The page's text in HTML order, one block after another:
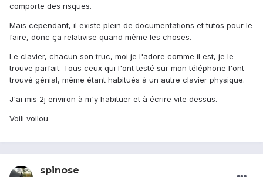
comporte des risques.
Mais cependant, il existe plein de documentations et tutos pour le
faire, donc ça relativise quand même les choses.
Le clavier, chacun son truc, moi je l'adore comme il est, je le
trouve parfait. Tous ceux qui l'ont testé sur mon téléphone l'ont
trouvé génial, même étant habitués à un autre clavier physique.
J'ai mis 2j environ à m'y habituer et à écrire vite dessus.
Voili voilou
spinose